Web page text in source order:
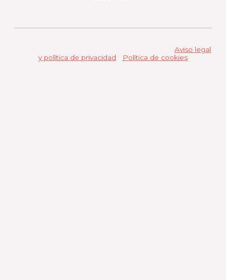
Aviso legal
y política de privacidad
Política de cookies